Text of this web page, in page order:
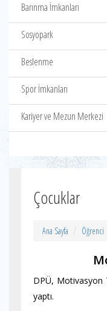
Barınma İmkanları
Sosyopark
Beslenme
Spor İmkanları
Kariyer ve Mezun Merkezi
Çocuklar
Ana Sayfa Öğrenci
DPÜ, Motivasyon
yaptı.